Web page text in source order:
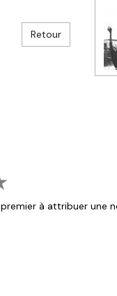
Retour
à attribuer une